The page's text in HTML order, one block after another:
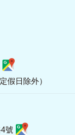
假日除外）
號